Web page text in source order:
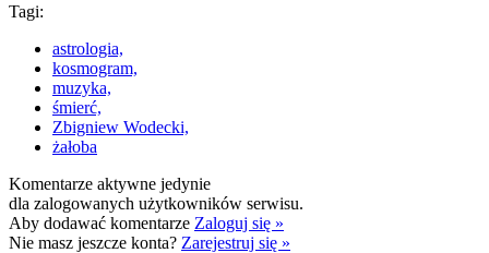
Tagi:
astrologia,
kosmogram,
muzyka,
śmierć,
Zbigniew Wodecki,
żałoba
Komentarze aktywne jedynie
dla zalogowanych użytkowników serwisu.
Aby dodawać komentarze Zaloguj się »
Nie masz jeszcze konta? Zarejestruj się »